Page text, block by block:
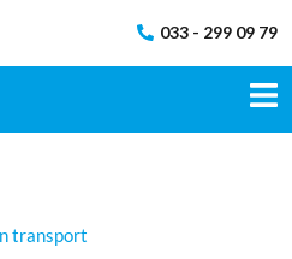
033 - 299 09 79
transport